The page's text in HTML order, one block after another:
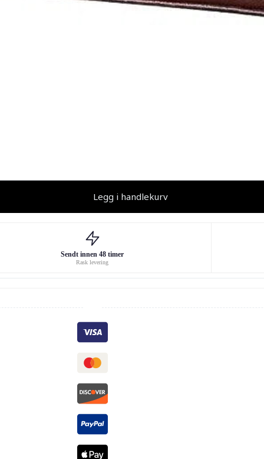
Legg i handlekurv
Sendt innen 48 timer
Rask levering